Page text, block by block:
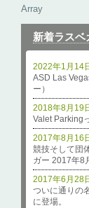
新着ラスベ
ASD Las
ー）
2022年1月14
Valet Parking
2018年8月19
競技そして団
ガー 2017年8
2017年8月16
ついに通りの
に登場。
2017年6月28
Array